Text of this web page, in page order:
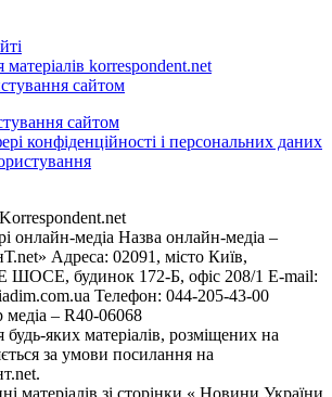
korrespondent.net
сайтом
сайтом
конфіденційності і персональних даних
онлайн-медіа Назва онлайн-медіа –
Адреса: 02091, місто Київ,
будинок 172-Б, офіс 208/1 E-mail:
Телефон: 044-205-43-00
медіа – R40-06068
яких матеріалів, розміщених на
за умови посилання на
матеріалів зі сторінки « Новини України